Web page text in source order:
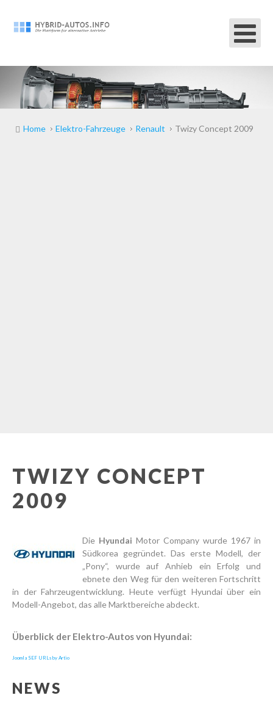
Home Elektro-Fahrzeuge Renault Twizy Concept 2009
TWIZY CONCEPT
2009
Die Hyundai Motor Company wurde 1967 in
Südkorea gegründet. Das erste Modell, der
„Pony“, wurde auf Anhieb ein Erfolg und
ebnete den Weg für den weiteren Fortschritt
in der Fahrzeugentwicklung. Heute verfügt Hyundai über ein
Modell-Angebot, das alle Marktbereiche abdeckt.
Überblick der Elektro-Autos von Hyundai:
Joomla SEF URLs by Artio
NEWS